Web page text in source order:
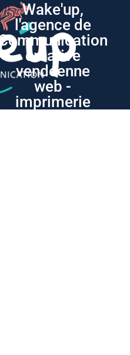
Wake'up,
l'agence de
créative
vendéenne
web -
imprimerie